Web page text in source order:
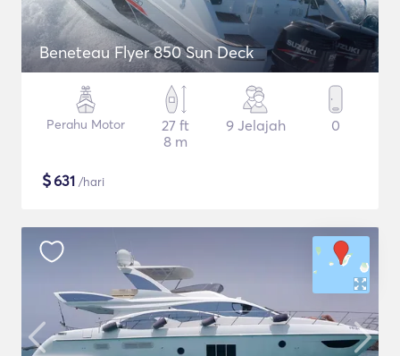
Beneteau Flyer 850 Sun Deck
Perahu Motor
27 ft
8 m
9 Jelajah 0
$631 /hari